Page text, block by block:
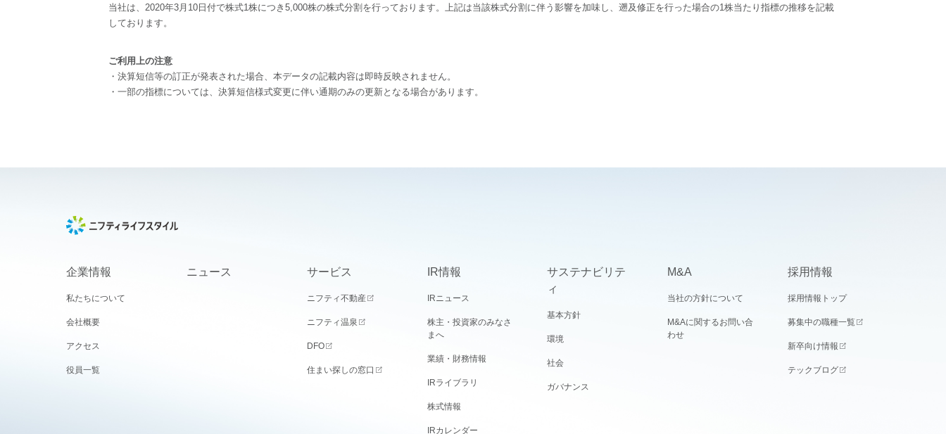
当社は、2020年3月10日付で株式1株につき5,000株の株式分割を行っております。上記は当該株式分割に伴う影響を加味し、遡及修正を行った場合の1株当たり指標の推移を記載
しております。
ご利用上の注意
・決算短信等の訂正が発表された場合、本データの記載内容は即時反映されません。
・一部の指標については、決算短信様式変更に伴い通期のみの更新となる場合があります。
企業情報
私たちについて
会社概要
アクセス
役員一覧
ニュース サービス
ニフティ不動産
ニフティ温泉
DFO
住まい探しの窓口
IR情報
IRニュース
株主・投資家のみなさ
まへ
業績・財務情報
IRライブラリ
株式情報
IRカレンダー
サステナビリテ
ィ
基本方針
環境
社会
ガバナンス
M&A
当社の方針について
M&Aに関するお問い合
わせ
採用情報
採用情報トップ
募集中の職種一覧
新卒向け情報
テックブログ